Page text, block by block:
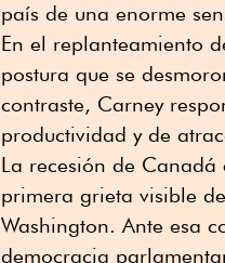
país de una enorme
En el replanteamiento
postura que se
contraste, Carney
productividad y de
La recesión de
primera grieta visible
Washington. Ante esa
democracia